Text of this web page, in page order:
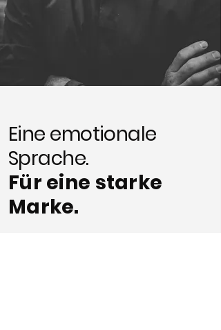
Eine emotionale
Sprache.
Für eine starke
Marke.